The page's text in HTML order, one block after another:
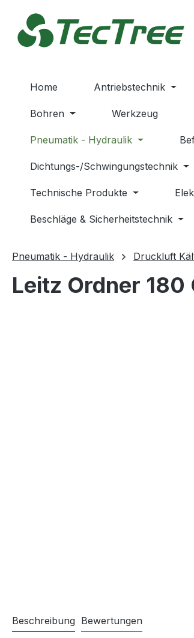
Hauptinhalt springen
Zur Suche springen
Zur Hauptnavigation springen
Home Antriebstechnik
Bohren Werkzeug
Pneumatik - Hydraulik
Dichtungs-/Schwingungstechnik
Technische Produkte
Beschläge & Sicherheitstechnik
Pneumatik - Hydraulik Druckluft
Leitz Ordner
Beschreibung Bewertungen